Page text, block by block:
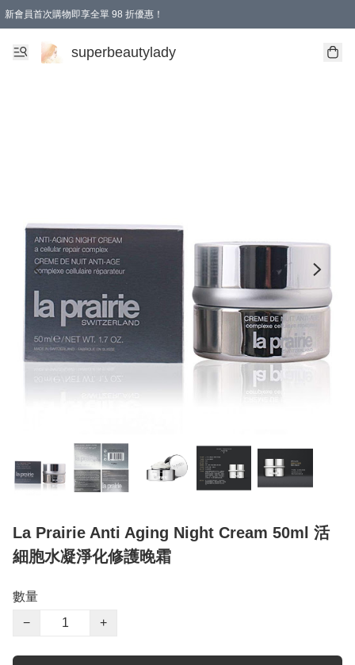
新會員首次購物即享全單 98 折優惠！
會員折扣優惠
superbeautylady
La Prairie Anti Aging Night Cream 50ml 活
細胞水凝淨化修護晚霜
數量
−
+